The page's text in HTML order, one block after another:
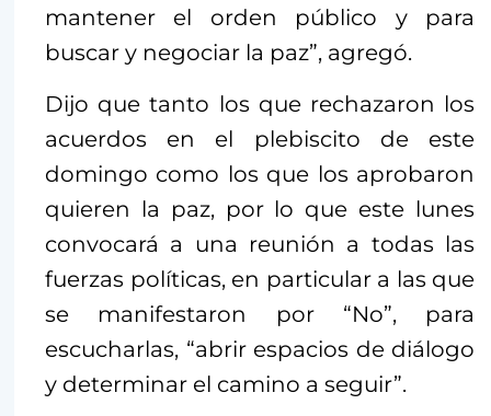
mantener el orden público y para
buscar y negociar la paz”, agregó.
Dijo que tanto los que rechazaron los
acuerdos en el plebiscito de este
domingo como los que los aprobaron
quieren la paz, por lo que este lunes
convocará a una reunión a todas las
fuerzas políticas, en particular a las que
se manifestaron por “No”, para
escucharlas, “abrir espacios de diálogo
y determinar el camino a seguir”.